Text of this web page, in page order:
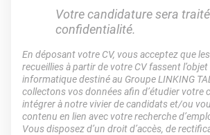
Votre candidature sera
confidentialité.
En déposant votre CV, vous acceptez que
recueillies à partir de votre CV fassent
informatique destiné au Groupe LINKING
collectons vos données afin d’étudier votre
intégrer à notre vivier de candidats et/ou
contenu en lien avec votre recherche
Vous disposez d’un droit d’accès, de